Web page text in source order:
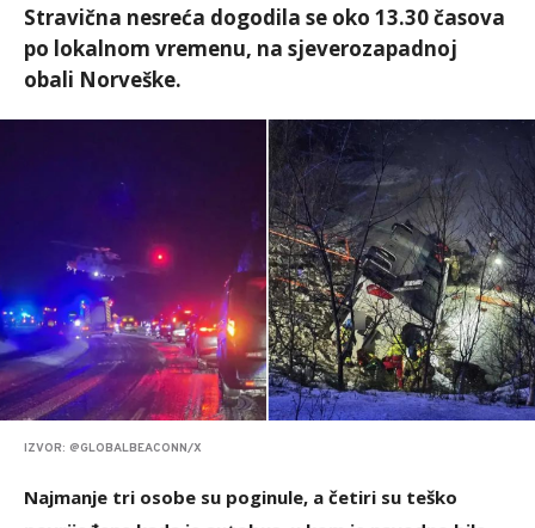
Stravična nesreća dogodila se oko 13.30 časova
po lokalnom vremenu, na sjeverozapadnoj
obali Norveške.
IZVOR: @GLOBALBEACONN/X
Najmanje tri osobe su poginule, a četiri su teško